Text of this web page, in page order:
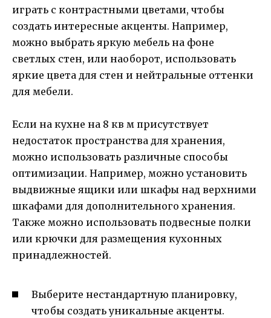
играть с контрастными цветами, чтобы
создать интересные акценты. Например,
можно выбрать яркую мебель на фоне
светлых стен, или наоборот, использовать
яркие цвета для стен и нейтральные оттенки
для мебели.
Если на кухне на 8 кв м присутствует
недостаток пространства для хранения,
можно использовать различные способы
оптимизации. Например, можно установить
выдвижные ящики или шкафы над верхними
шкафами для дополнительного хранения.
Также можно использовать подвесные полки
или крючки для размещения кухонных
принадлежностей.
Выберите нестандартную планировку,
чтобы создать уникальные акценты.